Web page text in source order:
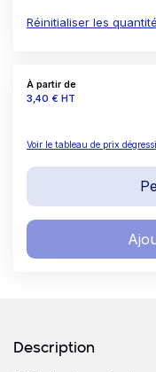
Réinitialiser les
À partir de
Prix
3,40 € HT
Voir le tableau de prix
Détails
Description